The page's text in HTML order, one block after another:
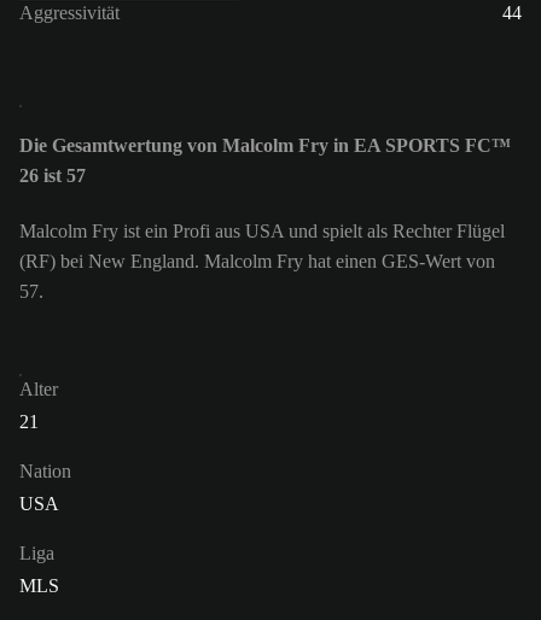
Aggressivität
44
Die Gesamtwertung von Malcolm Fry in EA SPORTS FC™
26 ist 57
Malcolm Fry ist ein Profi aus USA und spielt als Rechter Flügel
(RF) bei New England. Malcolm Fry hat einen GES-Wert von
57.
Alter
21
Nation
USA
Liga
MLS